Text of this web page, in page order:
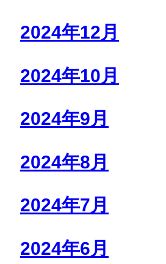
2024年12月
2024年10月
2024年9月
2024年8月
2024年7月
2024年6月